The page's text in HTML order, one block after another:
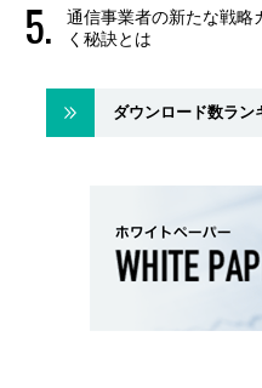
通信事業者の新たな戦
く秘訣とは
ダウンロード数ラン